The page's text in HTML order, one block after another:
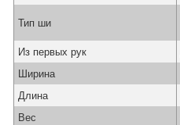
Тип ши
Из первых рук
Ширина
Длина
Вес